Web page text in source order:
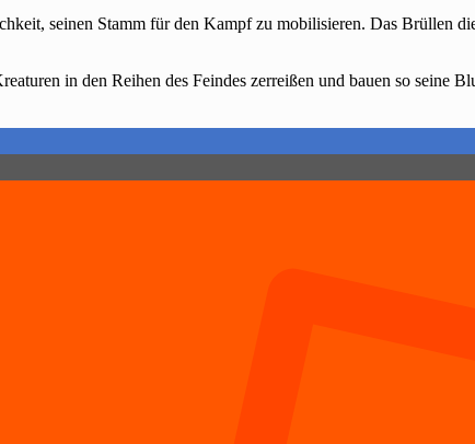
seinen Stamm für den Kampf zu mobilisieren. Das Brüllen
in den Reihen des Feindes zerreißen und bauen so seine